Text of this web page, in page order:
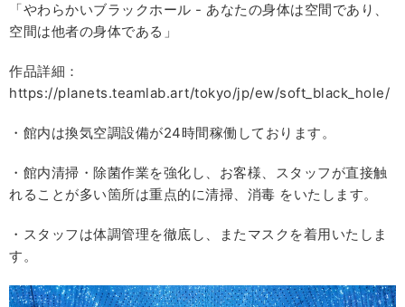
「やわらかいブラックホール - あなたの身体は空間であり、
空間は他者の身体である」
作品詳細：
https://planets.teamlab.art/tokyo/jp/ew/soft_black_hole/
・館内は換気空調設備が24時間稼働しております。
・館内清掃・除菌作業を強化し、お客様、スタッフが直接触
れることが多い箇所は重点的に清掃、消毒 をいたします。
・スタッフは体調管理を徹底し、またマスクを着用いたしま
す。